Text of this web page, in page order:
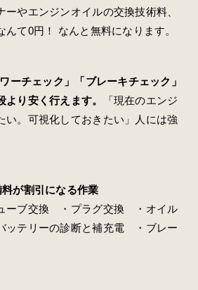
ーやエンジンオイルの交換技術料、
て0円！ なんと無料になります。
ーチェック」「ブレーキチェック」
り安く行えます。
「現在のエンジ
い。可視化しておきたい」人には強
が割引になる作業
ーブ交換 ・プラグ交換 ・オイル
ッテリーの診断と補充電 ・ブレー